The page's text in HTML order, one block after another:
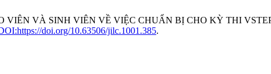
VIÊN VÀ SINH VIÊN VỀ VIỆC CHUẨN BỊ CHO KỲ THI
doi.org/10.63506/jilc.1001.385.